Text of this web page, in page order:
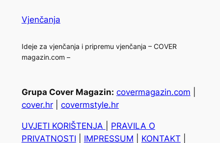
Vjenčanja
Ideje za vjenčanja i pripremu vjenčanja – COVER
magazin.com –
Grupa Cover Magazin: covermagazin.com
cover.hr| covermstyle.hr
UVJETI KORIŠTENJA
PRAVILA O
PRIVATNOSTI
IMPRESSUM KONTAKT